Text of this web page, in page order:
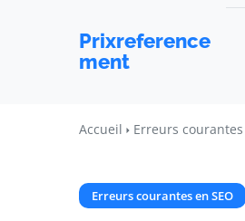
Prixreference
ment
Accueil Erreurs courantes
Erreurs courantes en SEO